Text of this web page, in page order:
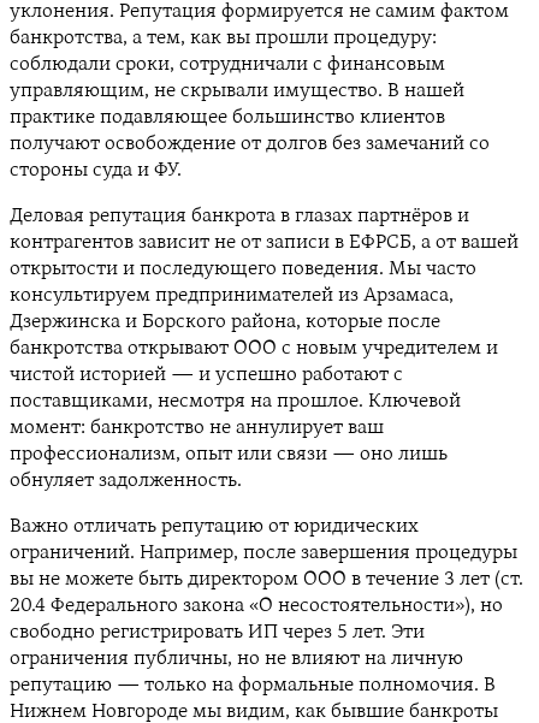
уклонения. Репутация формируется не самим фактом
банкротства, а тем, как вы прошли процедуру:
соблюдали сроки, сотрудничали с финансовым
управляющим, не скрывали имущество. В нашей
практике подавляющее большинство клиентов
получают освобождение от долгов без замечаний со
стороны суда и ФУ.
Деловая репутация банкрота в глазах партнёров и
контрагентов зависит не от записи в ЕФРСБ, а от вашей
открытости и последующего поведения. Мы часто
консультируем предпринимателей из Арзамаса,
Дзержинска и Борского района, которые после
банкротства открывают ООО с новым учредителем и
чистой историей — и успешно работают с
поставщиками, несмотря на прошлое. Ключевой
момент: банкротство не аннулирует ваш
профессионализм, опыт или связи — оно лишь
обнуляет задолженность.
Важно отличать репутацию от юридических
ограничений. Например, после завершения процедуры
вы не можете быть директором ООО в течение 3 лет (ст.
20.4 Федерального закона «О несостоятельности»), но
свободно регистрировать ИП через 5 лет. Эти
ограничения публичны, но не влияют на личную
репутацию — только на формальные полномочия. В
Нижнем Новгороде мы видим, как бывшие банкроты